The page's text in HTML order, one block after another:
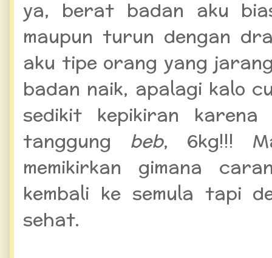
ya, berat badan aku
maupun turun dengan
aku tipe orang yang
badan naik, apalagi kalo
sedikit kepikiran
tanggung beb, 6kg!!!
memikirkan gimana
kembali ke semula tapi
sehat.